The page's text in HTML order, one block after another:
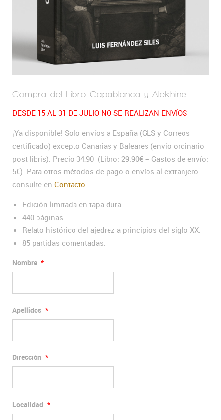
Compra del Libro Capablanca y Alekhine
DESDE 15 AL 31 DE JULIO NO SE REALIZAN ENVÍOS
¡Ya disponible! Solo envíos a España (GLS y Correos
certificado) excepto Canarias y Baleares (envío ordinario
post libris). Precio 34,90 (Libro: 29.90€ + Gastos de envío:
5€). Para otros métodos de pago o envíos al extranjero
consulte en Contacto
Edición limitada en tapa dura.
440 páginas.
Relato histórico del ajedrez a principios del siglo XX.
85 partidas comentadas.
Nombre *
Apellidos *
Dirección *
Localidad *